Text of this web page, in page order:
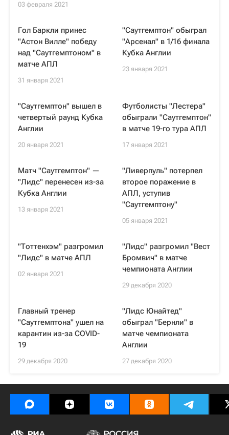
03 февраля 2021
Гол Баркли принес
"Астон Вилле" победу
над "Саутгемптоном" в
матче АПЛ
31 января 2021
"Саутгемптон" обыграл
"Арсенал" в 1/16 финала
Кубка Англии
23 января 2021
"Саутгемптон" вышел в
четвертый раунд Кубка
Англии
20 января 2021
Футболисты "Лестера"
обыграли "Саутгемптон"
в матче 19-го тура АПЛ
17 января 2021
Матч "Саутгемптон" —
"Лидс" перенесен из-за
Кубка Англии
13 января 2021
"Ливерпуль" потерпел
второе поражение в
АПЛ, уступив
"Саутгемптону"
05 января 2021
"Тоттенхэм" разгромил
"Лидс" в матче АПЛ
02 января 2021
"Лидс" разгромил "Вест
Бромвич" в матче
чемпионата Англии
29 декабря 2020
Главный тренер
"Саутгемптона" ушел на
карантин из-за COVID-
19
29 декабря 2020
"Лидс Юнайтед"
обыграл "Бернли" в
матче чемпионата
Англии
27 декабря 2020